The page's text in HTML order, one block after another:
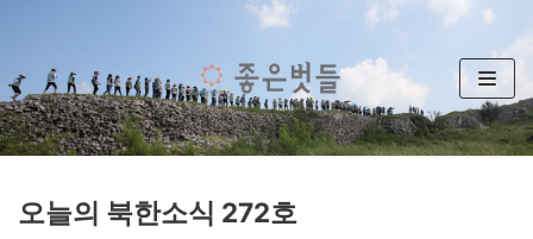
츠
로
건
뛰
기
오늘의 북한소식 272호